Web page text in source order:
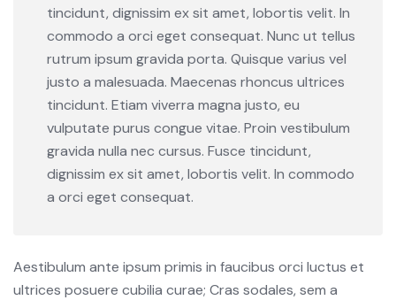
tincidunt, dignissim ex sit amet, lobortis velit. In
commodo a orci eget consequat. Nunc ut tellus
rutrum ipsum gravida porta. Quisque varius vel
justo a malesuada. Maecenas rhoncus ultrices
tincidunt. Etiam viverra magna justo, eu
vulputate purus congue vitae. Proin vestibulum
gravida nulla nec cursus. Fusce tincidunt,
dignissim ex sit amet, lobortis velit. In commodo
a orci eget consequat.
Aestibulum ante ipsum primis in faucibus orci luctus et
ultrices posuere cubilia curae; Cras sodales, sem a